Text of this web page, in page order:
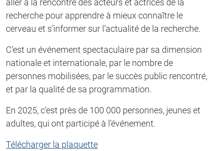
recherche pour apprendre à mieux connaître le
cerveau et s’informer sur l’actualité de la recherche.
C’est un événement spectaculaire par sa dimension
nationale et internationale, par le nombre de
personnes mobilisées, par le succès public rencontré,
et par la qualité de sa programmation.
En 2025, c’est près de 100 000 personnes, jeunes et
adultes, qui ont participé à l’événement.
Télécharger la plaquette